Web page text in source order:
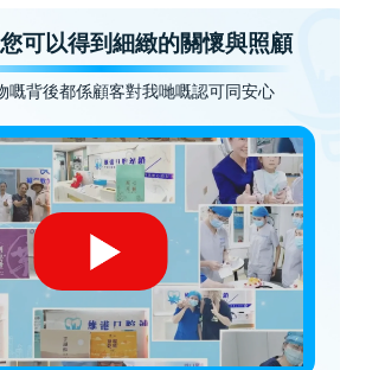
可以得到細緻的關懷與照顧
嘅背後都係顧客對我哋嘅認可同安心